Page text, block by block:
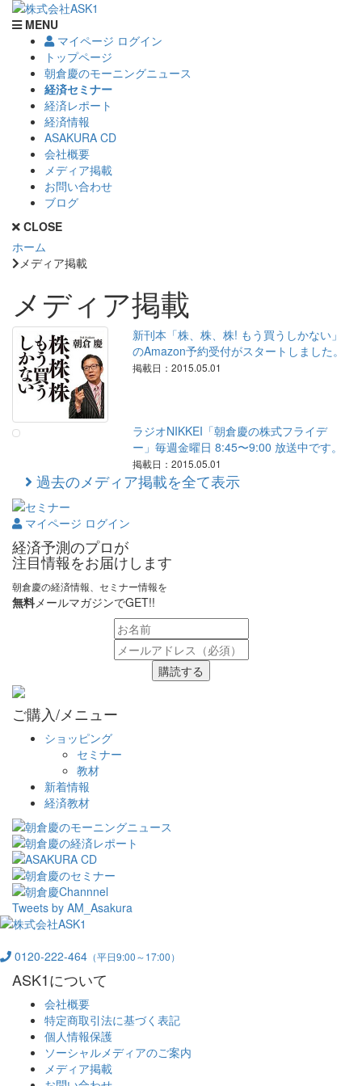
MENU
マイページ ログイン
トップページ
朝倉慶のモーニングニュース
経済セミナー
経済レポート
経済情報
ASAKURA CD
会社概要
メディア掲載
お問い合わせ
ブログ
CLOSE
ホーム
メディア掲載
メディア掲載
新刊本「株、株、株! もう買うしかない」
のAmazon予約受付がスタートしました。
掲載日：2015.05.01
ラジオNIKKEI「朝倉慶の株式フライデ
ー」毎週金曜日 8:45〜9:00 放送中です。
掲載日：2015.05.01
過去のメディア掲載を全て表示
マイページ ログイン
経済予測のプロが
注目情報をお届けします
朝倉慶の経済情報、セミナー情報を
無料メールマガジンでGET!!
購読する
ご購入/メニュー
ショッピング
セミナー
教材
新着情報
経済教材
Tweets by AM_Asakura
0120-222-464 （平日9:00～17:00）
ASK1について
会社概要
特定商取引法に基づく表記
個人情報保護
ソーシャルメディアのご案内
メディア掲載